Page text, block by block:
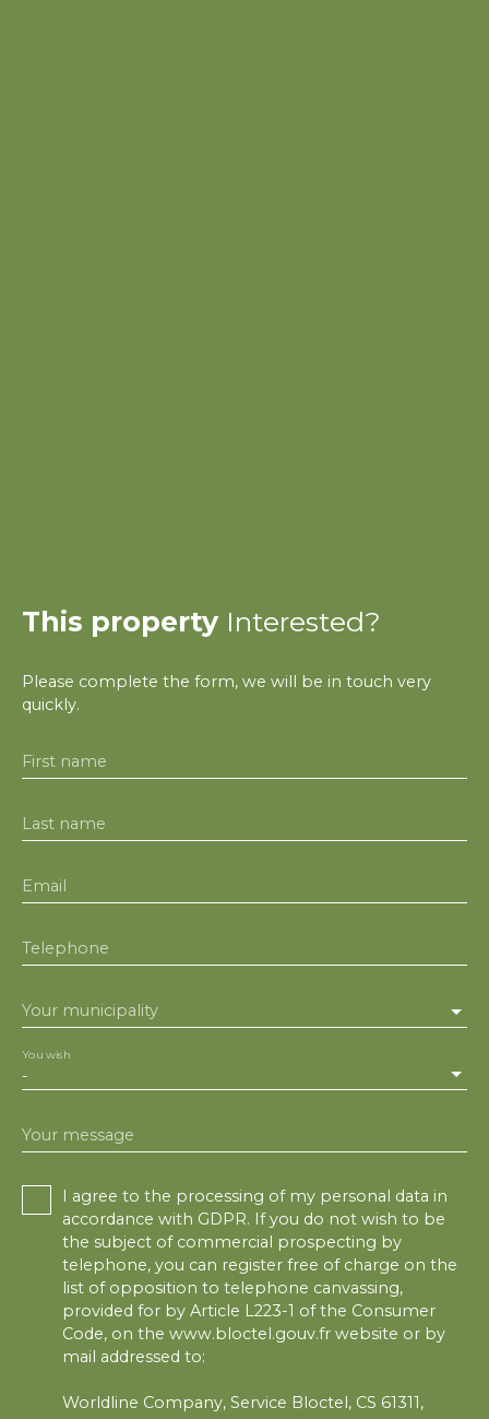
This property Interested?
Please complete the form, we will be in touch very
quickly.
First name
Last name
Email
Telephone
Your municipality
-
You wish
Your message
I agree to the processing of my personal data in
accordance with GDPR. If you do not wish to be
the subject of commercial prospecting by
telephone, you can register free of charge on the
list of opposition to telephone canvassing,
provided for by Article L223-1 of the Consumer
Code, on the www.bloctel.gouv.fr website or by
mail addressed to:
Worldline Company, Service Bloctel, CS 61311,